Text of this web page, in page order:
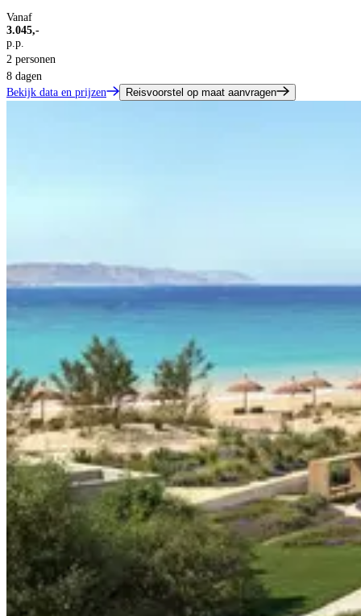
Vanaf
3.045,-
p.p.
2 personen
8 dagen
Bekijk data en prijzen
Reisvoorstel op maat aanvragen